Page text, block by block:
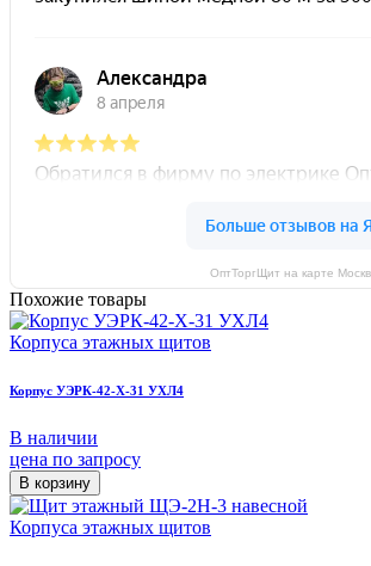
ОптТоргЩит на карте
Похожие товары
Корпуса этажных щитов
Корпус УЭРК-42-Х-31 УХЛ4
В наличии
цена по запросу
В корзину
Корпуса этажных щитов